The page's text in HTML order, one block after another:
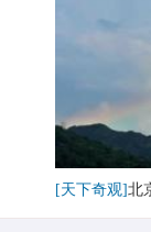
[天下奇观]北